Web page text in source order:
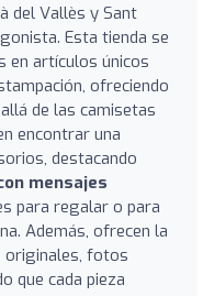
del Vallès y Sant
Esta tienda se
en artículos únicos
ofreciendo
de las camisetas
encontrar una
destacando
mensajes
para regalar o para
Además, ofrecen la
originales, fotos
que cada pieza